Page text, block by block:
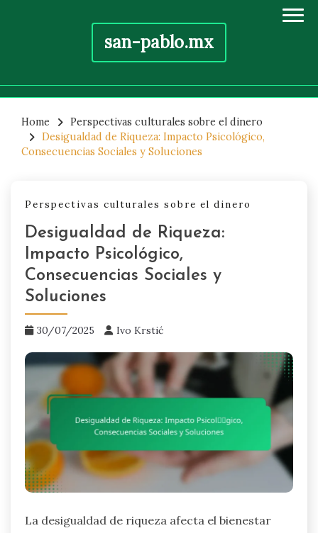
san-pablo.mx
content
Home
Perspectivas culturales sobre el dinero
Desigualdad de Riqueza: Impacto Psicológico,
Consecuencias Sociales y Soluciones
Perspectivas culturales sobre el dinero
Desigualdad de Riqueza:
Impacto Psicológico,
Consecuencias Sociales y
Soluciones
30/07/2025 Ivo Krstić
La desigualdad de riqueza afecta el bienestar